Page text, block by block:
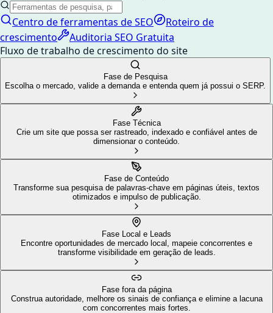
Centro de ferramentas de SEO
Roteiro de
crescimento
Auditoria SEO Gratuita
Fluxo de trabalho de crescimento do site
Fase de Pesquisa
Escolha o mercado, valide a demanda e entenda quem já possui o SERP.
Fase Técnica
Crie um site que possa ser rastreado, indexado e confiável antes de
dimensionar o conteúdo.
Fase de Conteúdo
Transforme sua pesquisa de palavras-chave em páginas úteis, textos
otimizados e impulso de publicação.
Fase Local e Leads
Encontre oportunidades de mercado local, mapeie concorrentes e
transforme visibilidade em geração de leads.
Fase fora da página
Construa autoridade, melhore os sinais de confiança e elimine a lacuna
com concorrentes mais fortes.